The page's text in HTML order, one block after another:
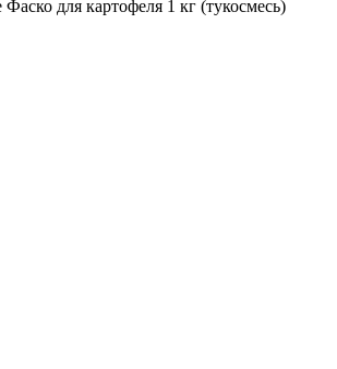
для картофеля 1 кг (тукосмесь)